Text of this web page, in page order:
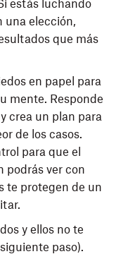
estás luchando
una elección,
que más
en papel para
mente. Responde
crea un plan para
de los casos.
para que el
podrás ver con
te protegen de un
y ellos no te
paso).